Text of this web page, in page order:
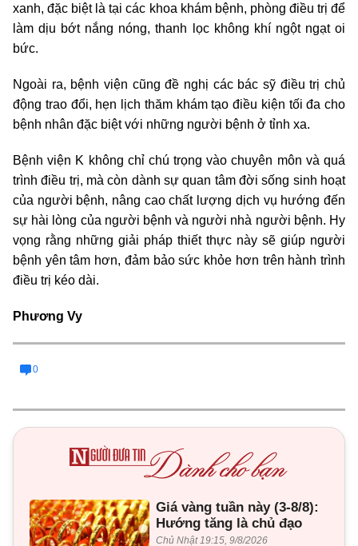
xanh, đặc biệt là tại các khoa khám bệnh, phòng điều trị để
làm dịu bớt nắng nóng, thanh lọc không khí ngột ngạt oi
bức.
Ngoài ra, bệnh viện cũng đề nghị các bác sỹ điều trị chủ
động trao đổi, hẹn lịch thăm khám tạo điều kiện tối đa cho
bệnh nhân đặc biệt với những người bệnh ở tỉnh xa.
Bệnh viện K không chỉ chú trọng vào chuyên môn và quá
trình điều trị, mà còn dành sự quan tâm đời sống sinh hoạt
của người bệnh, nâng cao chất lượng dịch vụ hướng đến
sự hài lòng của người bệnh và người nhà người bệnh. Hy
vọng rằng những giải pháp thiết thực này sẽ giúp người
bệnh yên tâm hơn, đảm bảo sức khỏe hơn trên hành trình
điều trị kéo dài.
Phương Vy
0
Giá vàng tuần này (3-8/8):
Hướng tăng là chủ đạo
Chủ Nhật 19:15, 9/8/2026